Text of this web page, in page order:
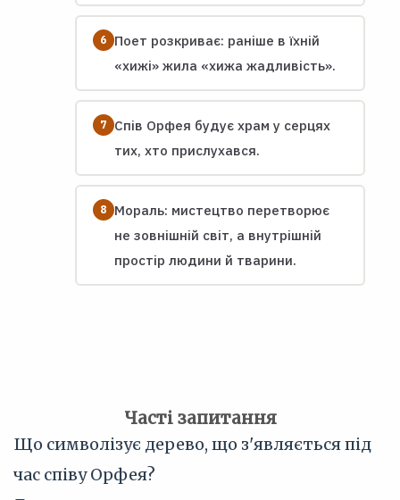
Поет розкриває: раніше в їхній
«хижі» жила «хижа жадливість».
Спів Орфея будує храм у серцях
тих, хто прислухався.
Мораль: мистецтво перетворює
не зовнішній світ, а внутрішній
простір людини й тварини.
Часті запитання
Що символізує дерево, що з'являється під
час співу Орфея?